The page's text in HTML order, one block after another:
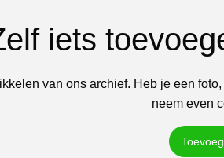
iets
van ons archief. Heb je een
neem even